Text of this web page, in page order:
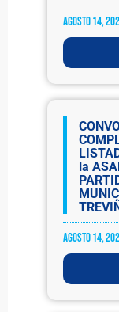
agosto 14,
la
agosto 14,